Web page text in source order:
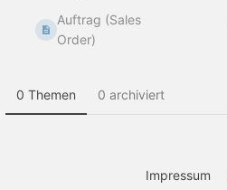
Auftrag (Sales
Order)
0 Themen 0 archiviert
Impressum